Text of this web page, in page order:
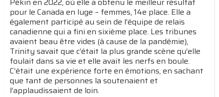
pour le Canada en luge – femmes, 14e place. Elle a
également participé au sein de l’équipe de relais
canadienne qui a fini en sixième place. Les tribunes
avaient beau être vides (à cause de la pandémie),
Trinity savait que c’était la plus grande scène qu’elle
foulait dans sa vie et elle avait les nerfs en boule.
C’était une expérience forte en émotions, en sachant
que tant de personnes la soutenaient et
l’applaudissaient de loin.